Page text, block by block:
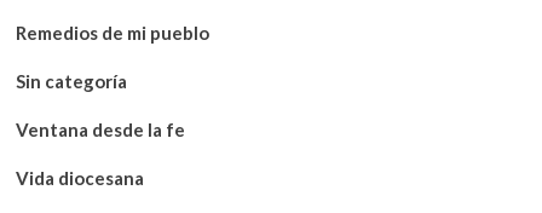
Remedios de mi pueblo
Sin categoría
Ventana desde la fe
Vida diocesana